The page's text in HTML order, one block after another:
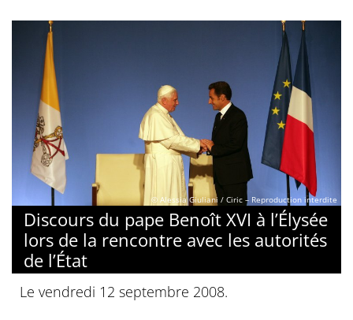
© Alessia Giuliani / Ciric – Reproduction interdite
Discours du pape Benoît XVI à l’Élysée
lors de la rencontre avec les autorités
de l’État
Le vendredi 12 septembre 2008.